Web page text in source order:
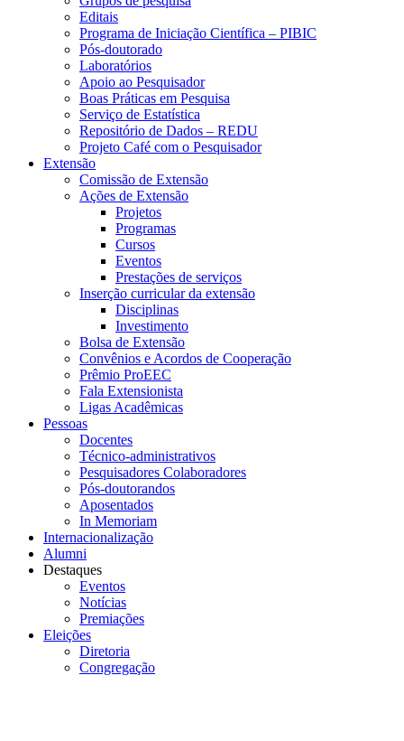
Editais
Programa de Iniciação Científica – PIBIC
Pós-doutorado
Laboratórios
Apoio ao Pesquisador
Boas Práticas em Pesquisa
Serviço de Estatística
Repositório de Dados – REDU
Projeto Café com o Pesquisador
Extensão
Comissão de Extensão
Ações de Extensão
Projetos
Programas
Cursos
Eventos
Prestações de serviços
Inserção curricular da extensão
Disciplinas
Investimento
Bolsa de Extensão
Convênios e Acordos de Cooperação
Prêmio ProEEC
Fala Extensionista
Ligas Acadêmicas
Pessoas
Docentes
Técnico-administrativos
Pesquisadores Colaboradores
Pós-doutorandos
Aposentados
In Memoriam
Internacionalização
Alumni
Destaques
Eventos
Notícias
Premiações
Eleições
Diretoria
Congregação